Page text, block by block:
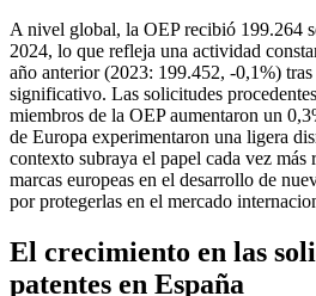
A nivel global, la OEP recibió 199.264
2024, lo que refleja una actividad
año anterior (2023: 199.452, -0,1%)
significativo. Las solicitudes
miembros de la OEP aumentaron un
de Europa experimentaron una ligera
contexto subraya el papel cada vez más
marcas europeas en el desarrollo de
por protegerlas en el mercado
El crecimiento en las
patentes en España